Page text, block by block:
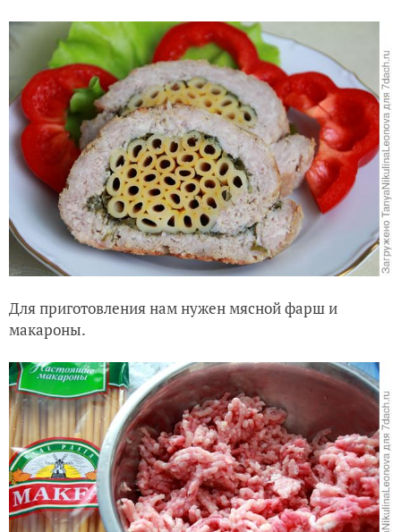
Для приготовления нам нужен мясной фарш и
макароны.